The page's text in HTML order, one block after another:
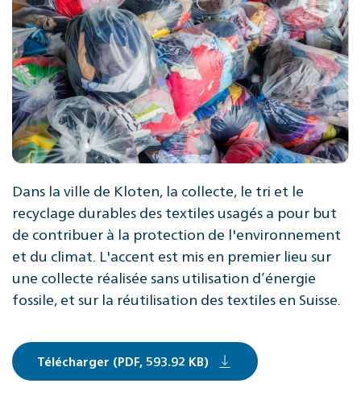
Dans la ville de Kloten, la collecte, le tri et le
recyclage durables des textiles usagés a pour but
de contribuer à la protection de l'environnement
et du climat. L'accent est mis en premier lieu sur
une collecte réalisée sans utilisation d’énergie
fossile, et sur la réutilisation des textiles en Suisse.
Télécharger (PDF, 593.92 KB)